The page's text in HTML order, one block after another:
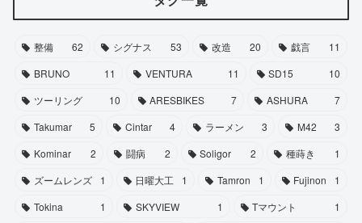
整備 62 シグナス 53 改造 20 戯言
11
BRUNO
11 VENTURA 11 SD15
10
ツーリング
10 ARESBIKES 7 ASHURA
7
Takumar
5 Cintar 4 ラーメン 3 M42
3
Kominar
2 闘病 2 Soligor 2 種蒔き
1
ズームレンズ
1 日曜大工 1 Tamron 1 Fujinon
1
Tokina
1 SKYVIEW 1 Tマウント
1